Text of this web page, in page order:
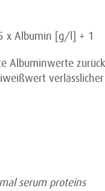
x Albumin [g/l] + 1
Albuminwerte
serum proteins